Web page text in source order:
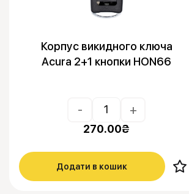
Корпус викидного ключа
Acura 2+1 кнопки HON66
- +
270.00₴
Додати в кошик